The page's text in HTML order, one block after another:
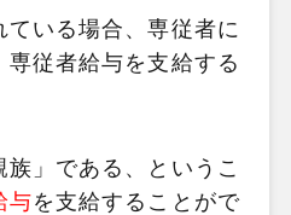
いる場合、専従者に
従者給与を支給する
」である、というこ
与を支給することがで